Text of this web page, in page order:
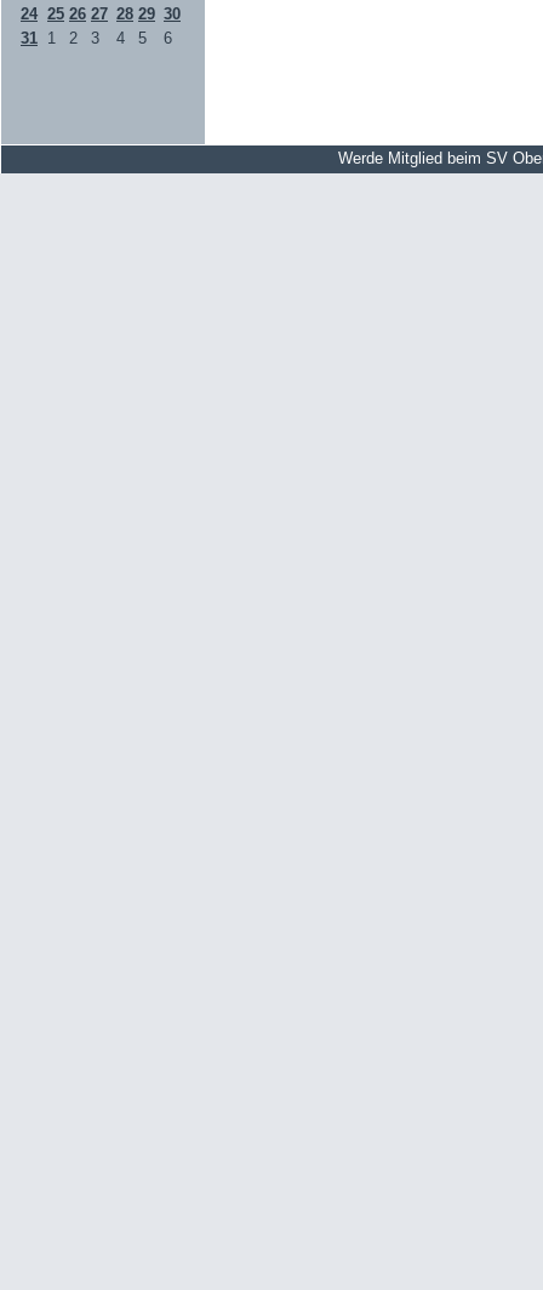
24 25 26 27 28 29 30
31 1 2 3 4 5 6
Werde Mitglied beim SV